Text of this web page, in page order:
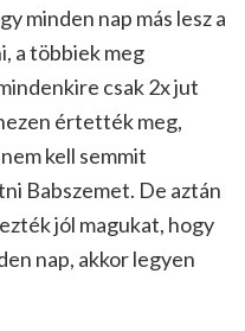
minden nap más lesz a
a többiek meg
csak 2x jut
értették meg,
kell semmit
Babszemet. De aztán
jól magukat, hogy
nap, akkor legyen